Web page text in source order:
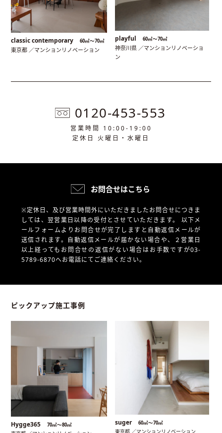
classic contemporary 60㎡〜70㎡
東京都 ／マンションリノベーション
playful 60㎡〜70㎡
神奈川県 ／マンションリノベーショ
ン
0120-453-553
営業時間 10:00-19:00
定休日 火曜日・水曜日
お問合せはこちら
※定休日、及び営業時間外にいただきましたお問合せにつきま
しては、翌営業日以降の受付とさせていただきます。 以下メ
ールフォームよりお問合せが完了しますと自動返信メールが
送信されます。自動返信メールが届かない場合や、
２営業日
以上経ってもお問合せの返信がない場合はお手数ですが03-
5789-6870へお電話にてご連絡ください。
ピックアップ施工事例
Hygge365 70㎡〜80㎡ suger 60㎡〜70㎡